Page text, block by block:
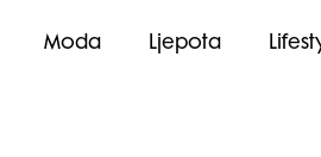
Moda Ljepota